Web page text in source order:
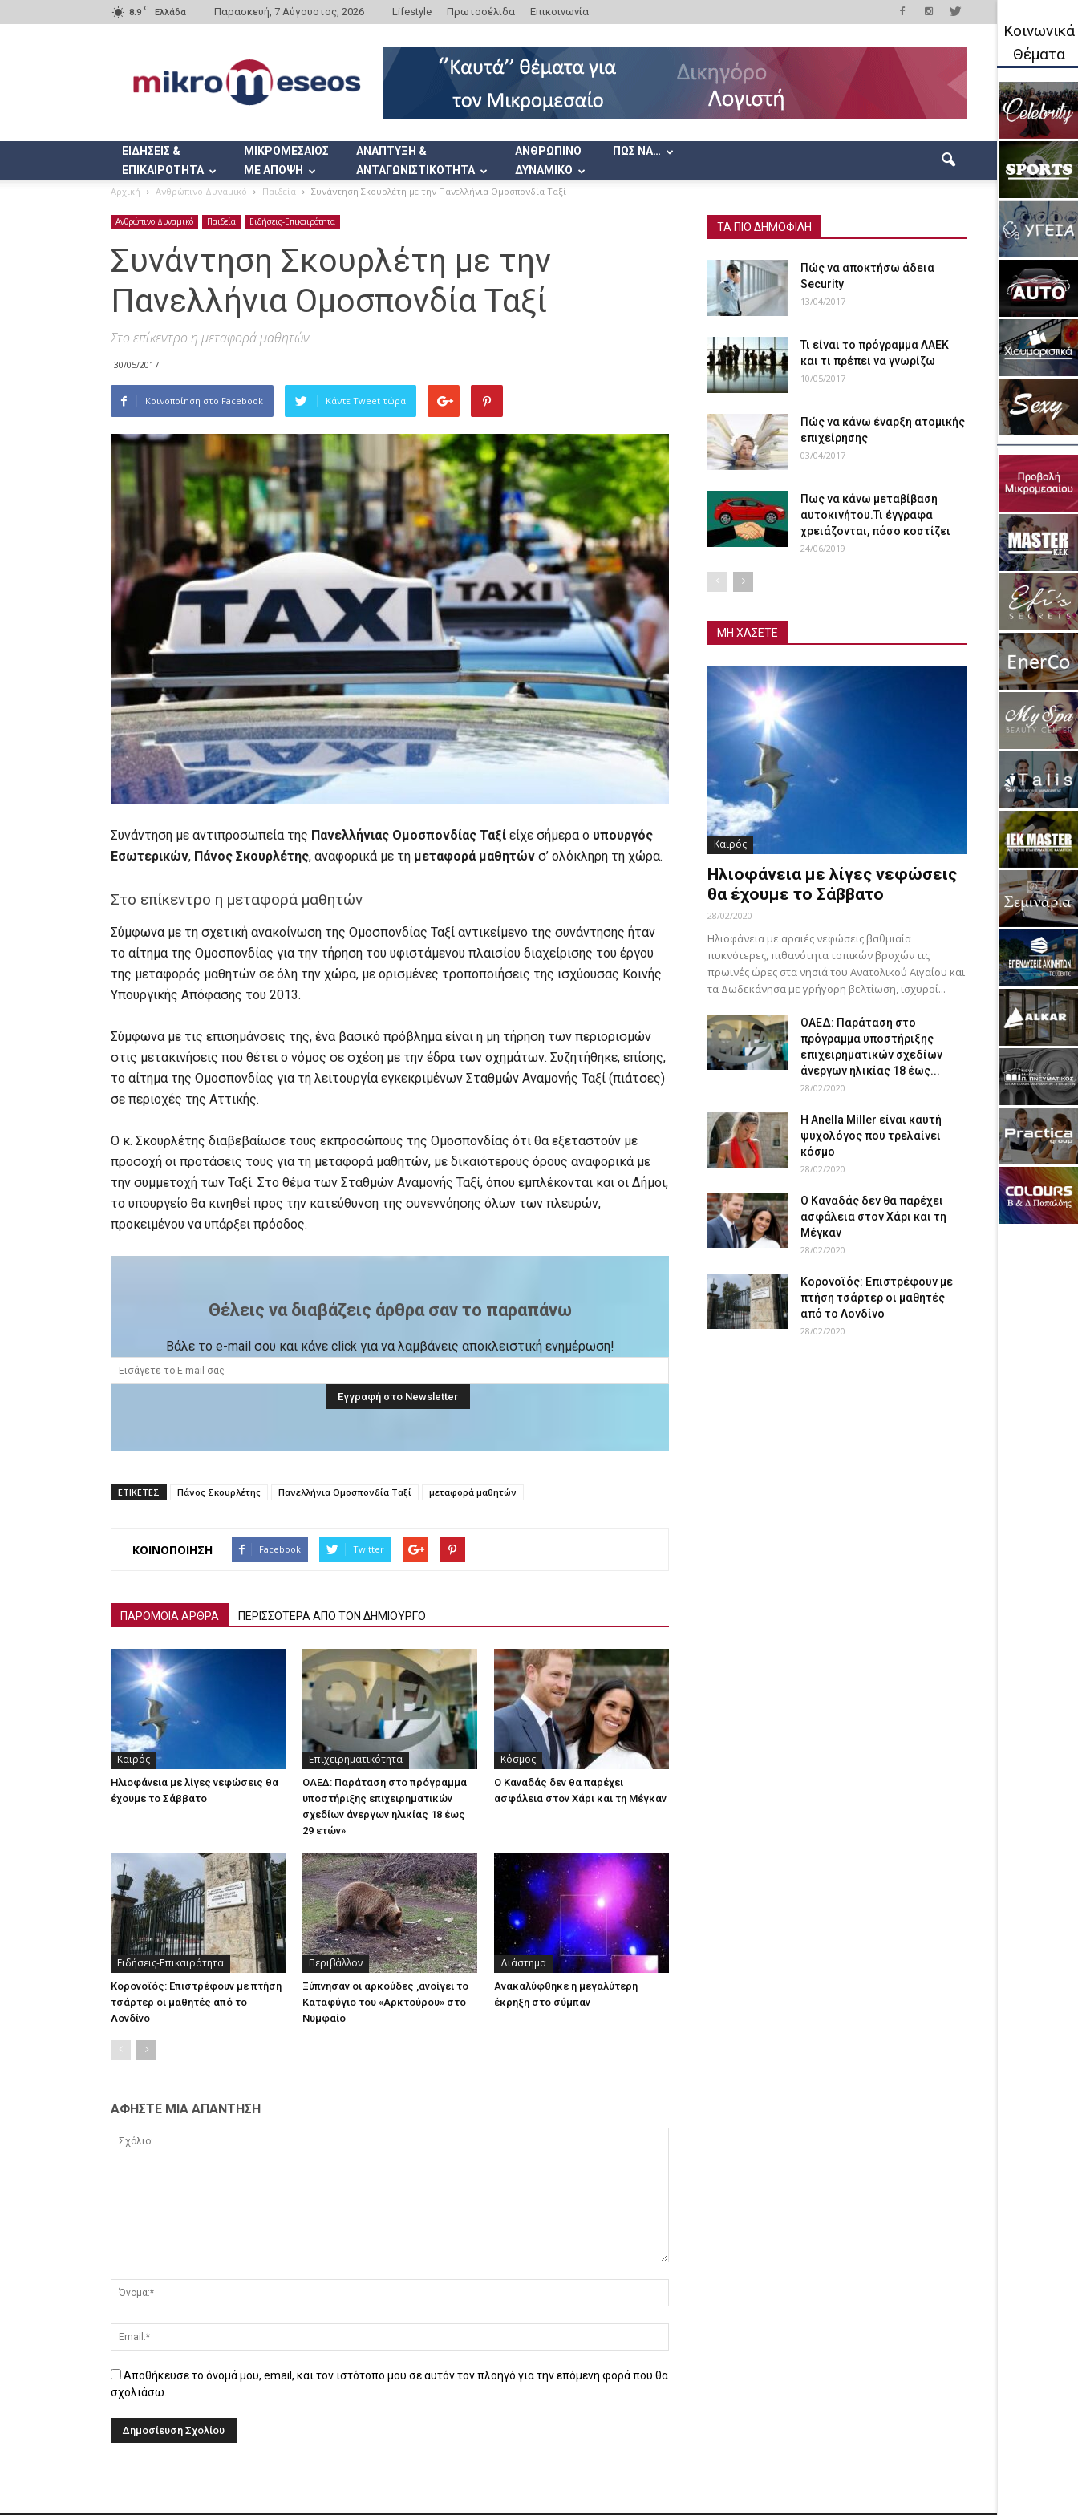
8.9 C Ελλάδα Παρασκευή, 7 Αύγουστος, 2026 Lifestyle Πρωτοσέλιδα Επικοινωνία
ΕΙΔΗΣΕΙΣ &
ΕΠΙΚΑΙΡΟΤΗΤΑ
ΜΙΚΡΟΜΕΣΑΙΟΣ
ΜΕ ΑΠΟΨΗ
ΑΝΑΠΤΥΞΗ &
ΑΝΤΑΓΩΝΙΣΤΙΚΟΤΗΤΑ
ΑΝΘΡΩΠΙΝΟ
ΔΥΝΑΜΙΚΟ
ΠΩΣ ΝΑ…
Αρχική Ανθρώπινο Δυναμικό Παιδεία Συνάντηση Σκουρλέτη με την Πανελλήνια Ομοσπονδία Ταξί
Ανθρώπινο Δυναμικό Παιδεία Ειδήσεις-Επικαιρότητα
Συνάντηση Σκουρλέτη με την
Πανελλήνια Ομοσπονδία Ταξί
Στο επίκεντρο η μεταφορά μαθητών
30/05/2017
Κοινοποίηση στο Facebook Κάντε Tweet τώρα
Συνάντηση με αντιπροσωπεία της Πανελλήνιας Ομοσπονδίας Ταξί είχε σήμερα ο υπουργός
Εσωτερικών, Πάνος Σκουρλέτης, αναφορικά με τη μεταφορά μαθητών σ’ ολόκληρη τη χώρα.
Στο επίκεντρο η μεταφορά μαθητών
Σύμφωνα με τη σχετική ανακοίνωση της Ομοσπονδίας Ταξί αντικείμενο της συνάντησης ήταν
το αίτημα της Ομοσπονδίας για την τήρηση του υφιστάμενου πλαισίου διαχείρισης του έργου
της μεταφοράς μαθητών σε όλη την χώρα, με ορισμένες τροποποιήσεις της ισχύουσας Κοινής
Υπουργικής Απόφασης του 2013.
Σύμφωνα με τις επισημάνσεις της, ένα βασικό πρόβλημα είναι η μη τήρηση των περιορισμών
στις μετακινήσεις που θέτει ο νόμος σε σχέση με την έδρα των οχημάτων. Συζητήθηκε, επίσης,
το αίτημα της Ομοσπονδίας για τη λειτουργία εγκεκριμένων Σταθμών Αναμονής Ταξί (πιάτσες)
σε περιοχές της Αττικής.
Ο κ. Σκουρλέτης διαβεβαίωσε τους εκπροσώπους της Ομοσπονδίας ότι θα εξεταστούν με
προσοχή οι προτάσεις τους για τη μεταφορά μαθητών, με δικαιότερους όρους αναφορικά με
την συμμετοχή των Ταξί. Στο θέμα των Σταθμών Αναμονής Ταξί, όπου εμπλέκονται και οι Δήμοι,
το υπουργείο θα κινηθεί προς την κατεύθυνση της συνεννόησης όλων των πλευρών,
προκειμένου να υπάρξει πρόοδος.
Θέλεις να διαβάζεις άρθρα σαν το παραπάνω
Βάλε το e-mail σου και κάνε click για να λαμβάνεις αποκλειστική ενημέρωση!
ΕΤΙΚΕΤΕΣ Πάνος Σκουρλέτης Πανελλήνια Ομοσπονδία Ταξί μεταφορά μαθητών
ΚΟΙΝΟΠΟΙΗΣΗ Facebook Twitter
ΠΑΡΟΜΟΙΑ ΑΡΘΡΑ ΠΕΡΙΣΣΟΤΕΡΑ ΑΠΟ ΤΟΝ ΔΗΜΙΟΥΡΓΟ
Καιρός
Ηλιοφάνεια με λίγες νεφώσεις θα
έχουμε το Σάββατο
Επιχειρηματικότητα
ΟΑΕΔ: Παράταση στο πρόγραμμα
υποστήριξης επιχειρηματικών
σχεδίων άνεργων ηλικίας 18 έως
29 ετών»
Κόσμος
Ο Καναδάς δεν θα παρέχει
ασφάλεια στον Χάρι και τη Μέγκαν
Ειδήσεις-Επικαιρότητα
Κορονοϊός: Επιστρέφουν με πτήση
τσάρτερ οι μαθητές από το
Λονδίνο
Περιβάλλον
Ξύπνησαν οι αρκούδες ,ανοίγει το
Καταφύγιο του «Αρκτούρου» στο
Νυμφαίο
Διάστημα
Ανακαλύφθηκε η μεγαλύτερη
έκρηξη στο σύμπαν
ΑΦΗΣΤΕ ΜΙΑ ΑΠΑΝΤΗΣΗ
Αποθήκευσε το όνομά μου, email, και τον ιστότοπο μου σε αυτόν τον πλοηγό για την επόμενη φορά που θα
σχολιάσω.
ΤΑ ΠΙΟ ΔΗΜΟΦΙΛΗ
Πώς να αποκτήσω άδεια
Security
13/04/2017
Τι είναι το πρόγραμμα ΛΑΕΚ
και τι πρέπει να γνωρίζω
10/05/2017
Πώς να κάνω έναρξη ατομικής
επιχείρησης
03/04/2017
Πως να κάνω μεταβίβαση
αυτοκινήτου.Τι έγγραφα
χρειάζονται, πόσο κοστίζει
24/06/2019
ΜΗ ΧΑΣΕΤΕ
Καιρός
Ηλιοφάνεια με λίγες νεφώσεις
θα έχουμε το Σάββατο
28/02/2020
Ηλιοφάνεια με αραιές νεφώσεις βαθμιαία
πυκνότερες, πιθανότητα τοπικών βροχών τις
πρωινές ώρες στα νησιά του Ανατολικού Αιγαίου και
τα Δωδεκάνησα με γρήγορη βελτίωση, ισχυροί...
ΟΑΕΔ: Παράταση στο
πρόγραμμα υποστήριξης
επιχειρηματικών σχεδίων
άνεργων ηλικίας 18 έως...
28/02/2020
Η Anella Miller είναι καυτή
ψυχολόγος που τρελαίνει
κόσμο
28/02/2020
Ο Καναδάς δεν θα παρέχει
ασφάλεια στον Χάρι και τη
Μέγκαν
28/02/2020
Κορονοϊός: Επιστρέφουν με
πτήση τσάρτερ οι μαθητές
από το Λονδίνο
28/02/2020
Κοινωνικά
Θέματα